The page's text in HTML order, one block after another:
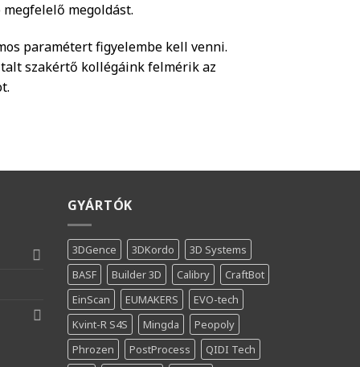
megoldást.
paramétert figyelembe kell venni.
szakértő kollégáink felmérik az
GYÁRTÓK
3DGence 3DKordo
3D Systems
BASF
Builder 3D Calibry
CraftBot
EinScan
EUMAKERS
EVO-tech
Kvint-R S4S
Mingda
Peopoly
Phrozen
PostProcess QIDI Tech